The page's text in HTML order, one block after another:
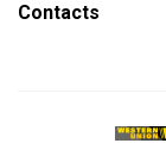
Contacts